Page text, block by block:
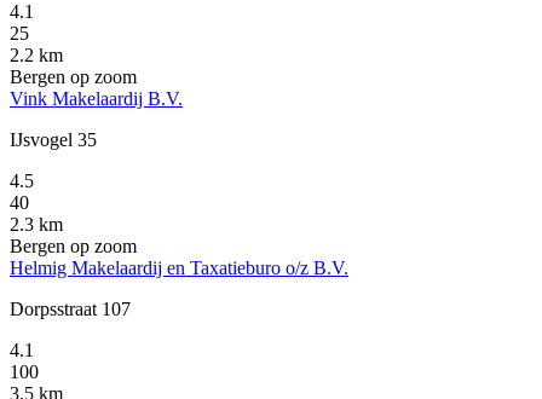
4.1
25
2.2 km
Bergen op zoom
Vink Makelaardij B.V.
IJsvogel 35
4.5
40
2.3 km
Bergen op zoom
Helmig Makelaardij en Taxatieburo o/z B.V.
Dorpsstraat 107
4.1
100
3.5 km